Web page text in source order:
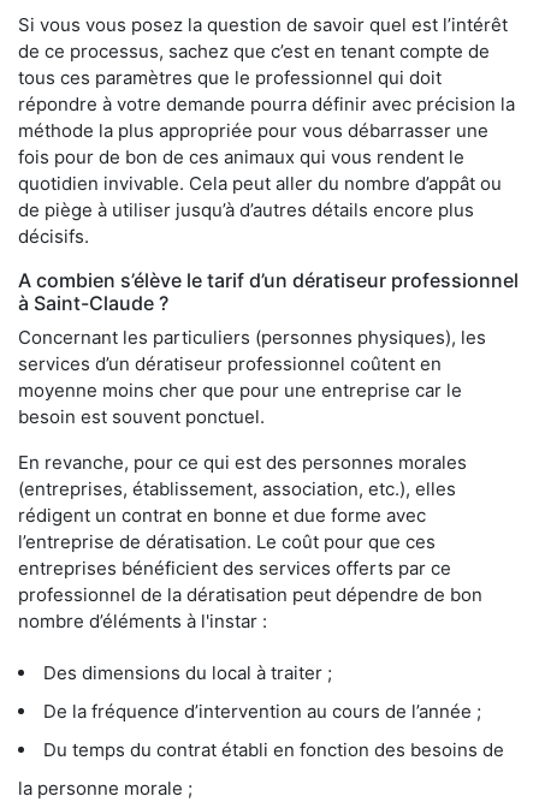
Si vous vous posez la question de savoir quel est l’intérêt
de ce processus, sachez que c’est en tenant compte de
tous ces paramètres que le professionnel qui doit
répondre à votre demande pourra définir avec précision la
méthode la plus appropriée pour vous débarrasser une
fois pour de bon de ces animaux qui vous rendent le
quotidien invivable. Cela peut aller du nombre d’appât ou
de piège à utiliser jusqu’à d’autres détails encore plus
décisifs.
A combien s’élève le tarif d’un dératiseur professionnel
à Saint-Claude ?
Concernant les particuliers (personnes physiques), les
services d’un dératiseur professionnel coûtent en
moyenne moins cher que pour une entreprise car le
besoin est souvent ponctuel.
En revanche, pour ce qui est des personnes morales
(entreprises, établissement, association, etc.), elles
rédigent un contrat en bonne et due forme avec
l’entreprise de dératisation. Le coût pour que ces
entreprises bénéficient des services offerts par ce
professionnel de la dératisation peut dépendre de bon
nombre d’éléments à l'instar :
Des dimensions du local à traiter ;
De la fréquence d’intervention au cours de l’année ;
Du temps du contrat établi en fonction des besoins de
la personne morale ;